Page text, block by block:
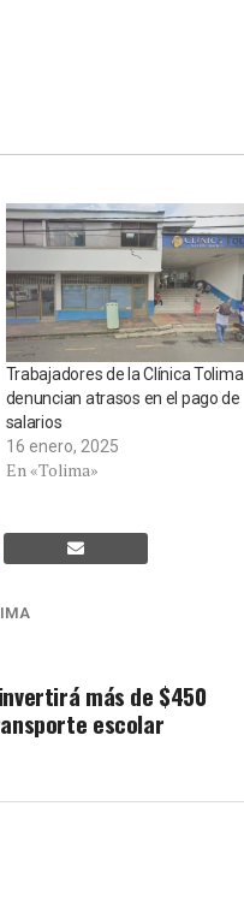
Trabajadores de la Clínica Tolima
denuncian atrasos en el pago de
salarios
16 enero, 2025
En «Tolima»
más de $450
escolar